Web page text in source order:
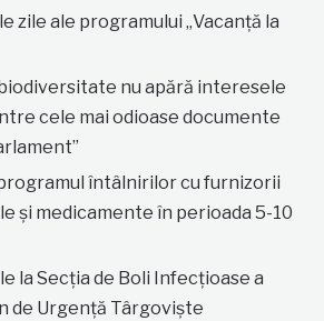
zile ale programului „Vacanță la
nu apără interesele
cele mai odioase documente
întâlnirilor cu furnizorii
și medicamente în perioada 5-10
la Secția de Boli Infecțioase a
de Urgență Târgoviște